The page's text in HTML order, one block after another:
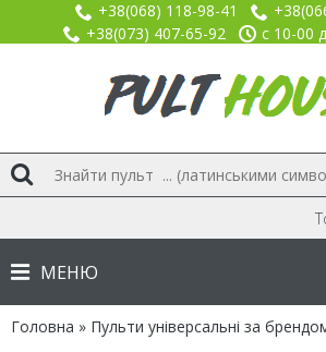
+38(068) 118-98-41
+38(073) 407-65-92
с 10-00
МЕНЮ
Головна » Пульти універсальні за